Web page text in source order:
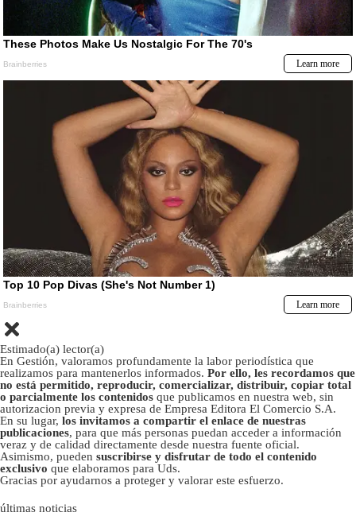
Estimado(a) lector(a)
En Gestión, valoramos profundamente la labor periodística que
realizamos para mantenerlos informados. Por ello, les recordamos que
no está permitido, reproducir, comercializar, distribuir, copiar total
o parcialmente los contenidos que publicamos en nuestra web, sin
autorizacion previa y expresa de Empresa Editora El Comercio S.A.
En su lugar, los invitamos a compartir el enlace de nuestras
publicaciones, para que más personas puedan acceder a información
veraz y de calidad directamente desde nuestra fuente oficial.
Asimismo, pueden suscribirse y disfrutar de todo el contenido
exclusivo que elaboramos para Uds.
Gracias por ayudarnos a proteger y valorar este esfuerzo.
últimas noticias